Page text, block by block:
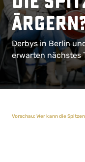
Derbys in Berlin
erwarten nächstes
Vorschau: Wer kann die